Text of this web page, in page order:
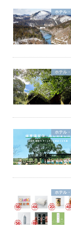
ホテル
ホテル
ホテル
ホテル